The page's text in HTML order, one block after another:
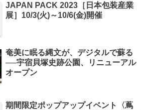
JAPAN PACK 2023［日本包装産業
展］10/3(火)～10/6(金)開催
奄美に眠る縄文が、デジタルで蘇る
──宇宿貝塚史跡公園、リニューアル
オープン
期間限定ポップアップイベント〈蔦